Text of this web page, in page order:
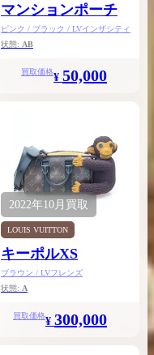
マンションポーチ
ピンク / ブラック / LVインザシティ
状態: AB
買取価格¥ 50,000
2022年10月 買取
LOUIS VUITTON
キーポルXS
ブラウン / LVフレンズ
状態: A
買取価格¥ 300,000